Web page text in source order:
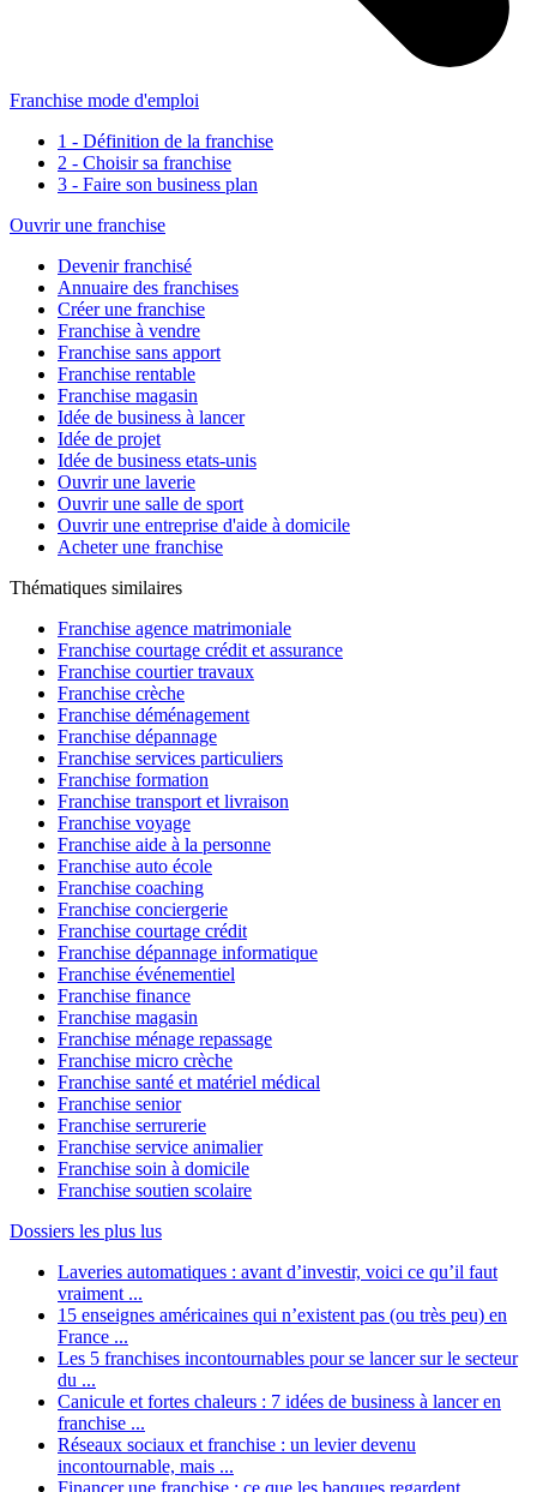
Franchise mode d'emploi
1 - Définition de la franchise
2 - Choisir sa franchise
3 - Faire son business plan
Ouvrir une franchise
Devenir franchisé
Annuaire des franchises
Créer une franchise
Franchise à vendre
Franchise sans apport
Franchise rentable
Franchise magasin
Idée de business à lancer
Idée de projet
Idée de business etats-unis
Ouvrir une laverie
Ouvrir une salle de sport
Ouvrir une entreprise d'aide à domicile
Acheter une franchise
Thématiques similaires
Franchise agence matrimoniale
Franchise courtage crédit et assurance
Franchise courtier travaux
Franchise crèche
Franchise déménagement
Franchise dépannage
Franchise services particuliers
Franchise formation
Franchise transport et livraison
Franchise voyage
Franchise aide à la personne
Franchise auto école
Franchise coaching
Franchise conciergerie
Franchise courtage crédit
Franchise dépannage informatique
Franchise événementiel
Franchise finance
Franchise magasin
Franchise ménage repassage
Franchise micro crèche
Franchise santé et matériel médical
Franchise senior
Franchise serrurerie
Franchise service animalier
Franchise soin à domicile
Franchise soutien scolaire
Dossiers les plus lus
Laveries automatiques : avant d’investir, voici ce qu’il faut
vraiment ...
15 enseignes américaines qui n’existent pas (ou très peu) en
France ...
Les 5 franchises incontournables pour se lancer sur le secteur
du ...
Canicule et fortes chaleurs : 7 idées de business à lancer en
franchise ...
Réseaux sociaux et franchise : un levier devenu
incontournable, mais ...
Financer une franchise : ce que les banques regardent